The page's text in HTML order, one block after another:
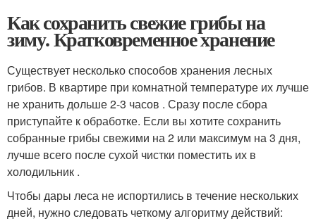
Как сохранить свежие грибы на
зиму. Кратковременное хранение
Существует несколько способов хранения лесных
грибов. В квартире при комнатной температуре их лучше
не хранить дольше 2-3 часов . Сразу после сбора
приступайте к обработке. Если вы хотите сохранить
собранные грибы свежими на 2 или максимум на 3 дня,
лучше всего после сухой чистки поместить их в
холодильник .
Чтобы дары леса не испортились в течение нескольких
дней, нужно следовать четкому алгоритму действий: